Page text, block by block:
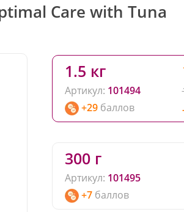
Care with Tuna
1.5 кг
Артикул: 101494
+29 баллов
300 г
Артикул: 101495
+7 баллов